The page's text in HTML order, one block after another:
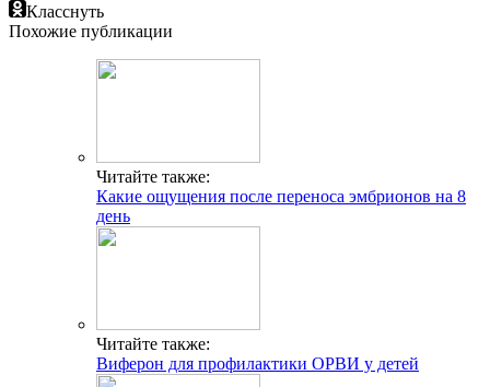
Класснуть
Похожие публикации
Читайте также:
Какие ощущения после переноса эмбрионов на 8
день
Читайте также:
Виферон для профилактики ОРВИ у детей